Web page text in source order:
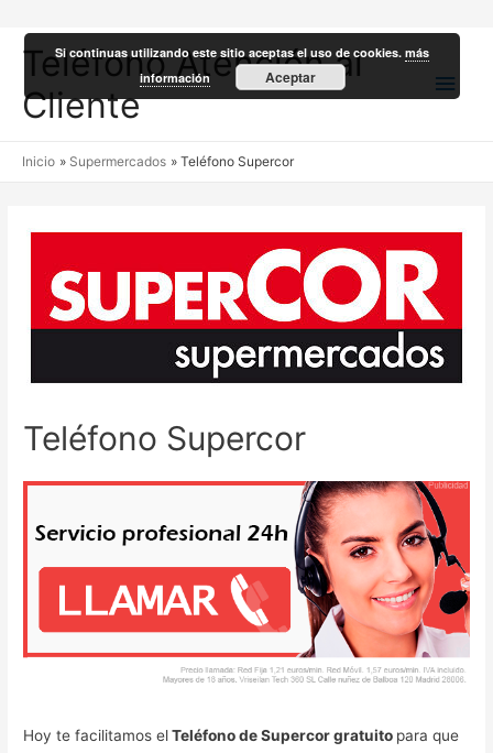
Teléfono Atención al
Cliente
Inicio Supermercados Teléfono Supercor
Teléfono Supercor
Hoy te facilitamos elTeléfono de Supercor gratuito para que
Si continuas utilizando este sitio aceptas el uso de cookies.más
información
Aceptar